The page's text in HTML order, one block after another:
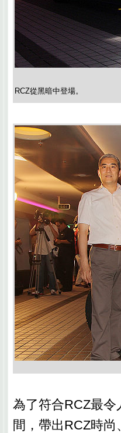
RCZ從黑暗中登場。
為了符合RCZ最
間，帶出RCZ時